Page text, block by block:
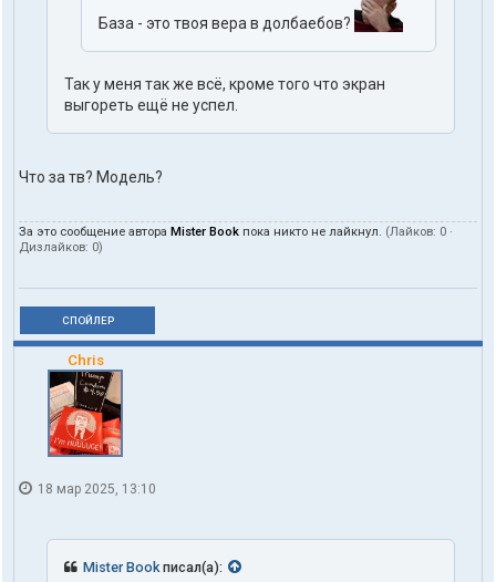
База - это твоя вера в долбаебов?
Так у меня так же всё, кроме того что экран
выгореть ещё не успел.
Что за тв? Модель?
За это сообщение автора Mister Book пока никто не лайкнул. (Лайков: 0 ·
Дизлайков: 0)
СПОЙЛЕР
Chris
18 мар 2025, 13:10
Mister Book писал(а):